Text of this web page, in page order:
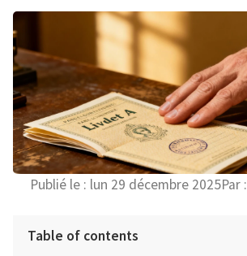
Publié le : lun 29 décembre 2025Par :
Table of contents